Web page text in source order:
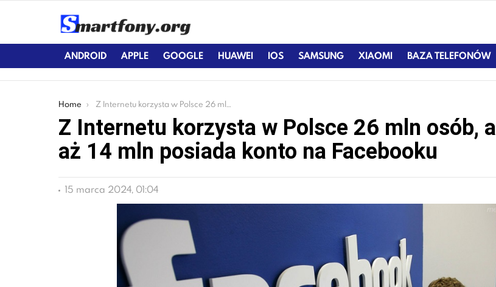
ANDROID APPLE GOOGLE HUAWEI IOS SAMSUNG XIAOMI BAZA TELEFONÓW
You are here:
Home Z Internetu korzysta w Polsce 26 mln osób, a aż 14 mln posiada konto na Facebooku
Z Internetu korzysta w Polsce 26 mln osób, a
aż 14 mln posiada konto na Facebooku
15 marca 2024, 01:04